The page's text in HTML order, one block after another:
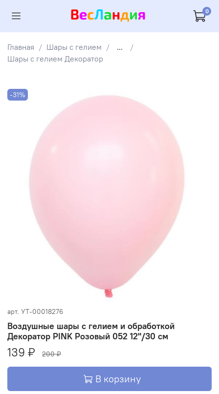
0
Главная Шары с гелием
...
Шары с гелием Декоратор
-31%
арт. УТ-00018276
Воздушные шары с гелием и обработкой
Декоратор PINK Розовый 052 12"/30 см
139 ₽ 200 ₽
В корзину